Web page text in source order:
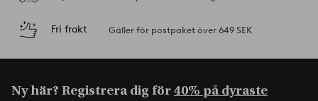
Fri frakt Gäller för postpaket över 649 SEK
Ny här? Registrera dig för40% på dyraste